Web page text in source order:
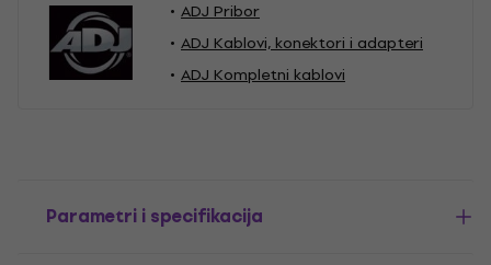
ADJ Pribor
ADJ Kablovi, konektori i adapteri
ADJ Kompletni kablovi
Parametri i specifikacija